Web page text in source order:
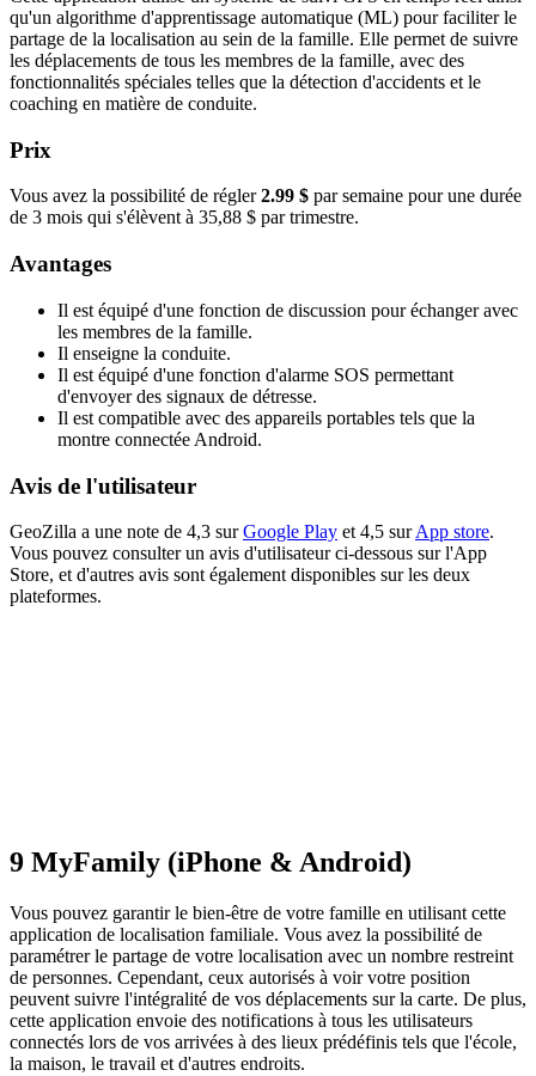
qu'un algorithme d'apprentissage automatique (ML) pour faciliter le
partage de la localisation au sein de la famille. Elle permet de suivre
les déplacements de tous les membres de la famille, avec des
fonctionnalités spéciales telles que la détection d'accidents et le
coaching en matière de conduite.
Prix
Vous avez la possibilité de régler2.99 $ par semaine pour une durée
de 3 mois qui s'élèvent à 35,88 $ par trimestre.
Avantages
Il est équipé d'une fonction de discussion pour échanger avec
les membres de la famille.
Il enseigne la conduite.
Il est équipé d'une fonction d'alarme SOS permettant
d'envoyer des signaux de détresse.
Il est compatible avec des appareils portables tels que la
montre connectée Android.
Avis de l'utilisateur
GeoZilla a une note de 4,3 surGoogle Play et 4,5 surApp store.
Vous pouvez consulter un avis d'utilisateur ci-dessous sur l'App
Store, et d'autres avis sont également disponibles sur les deux
plateformes.
9 MyFamily (iPhone & Android)
Vous pouvez garantir le bien-être de votre famille en utilisant cette
application de localisation familiale. Vous avez la possibilité de
paramétrer le partage de votre localisation avec un nombre restreint
de personnes. Cependant, ceux autorisés à voir votre position
peuvent suivre l'intégralité de vos déplacements sur la carte. De plus,
cette application envoie des notifications à tous les utilisateurs
connectés lors de vos arrivées à des lieux prédéfinis tels que l'école,
la maison, le travail et d'autres endroits.